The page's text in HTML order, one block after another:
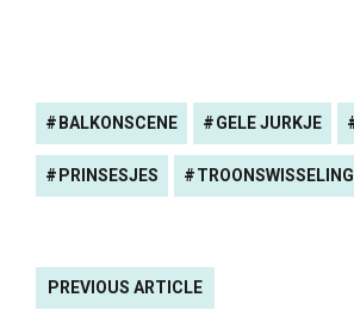
BALKONSCENE GELE JURKJE
PRINSESJES TROONSWISSELING
PREVIOUS ARTICLE